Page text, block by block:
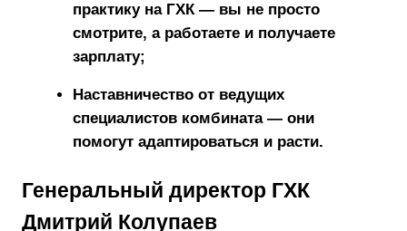
практикуна ГХК — вы не просто
смотрите, а работаете и получаете
зарплату;
Наставничество от ведущих
специалистов комбината — они
помогут адаптироваться и расти.
Генеральный директор ГХК
Дмитрий Колупаев